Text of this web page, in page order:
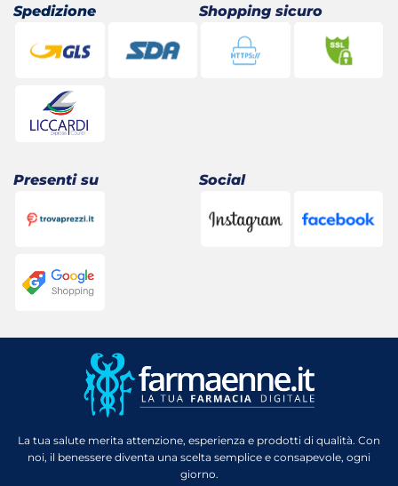
Spedizione Shopping sicuro
Presenti su Social
La tua salute merita attenzione, esperienza e prodotti di qualità. Con
noi, il benessere diventa una scelta semplice e consapevole, ogni
giorno.